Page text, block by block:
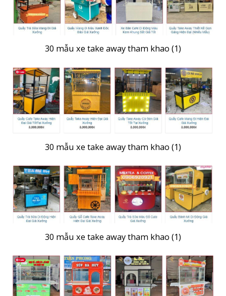
30 mẫu xe take away tham khao (1)
30 mẫu xe take away tham khao (1)
30 mẫu xe take away tham khao (1)